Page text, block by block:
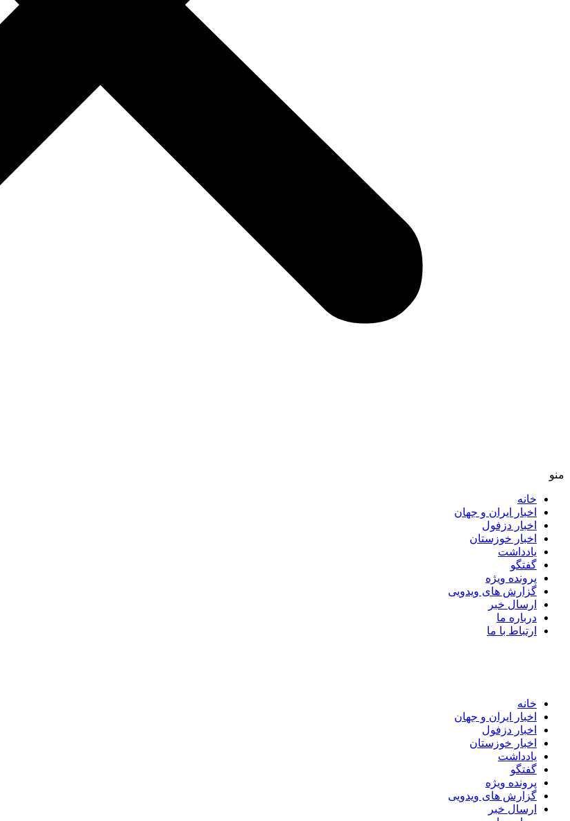
منو
خانه
اخبار ایران و جهان
اخبار دزفول
اخبار خوزستان
یادداشت
گفتگو
پرونده ویژه
گزارش های ویدویی
ارسال خبر
درباره ما
ارتباط با ما
خانه
اخبار ایران و جهان
اخبار دزفول
اخبار خوزستان
یادداشت
گفتگو
پرونده ویژه
گزارش های ویدویی
ارسال خبر